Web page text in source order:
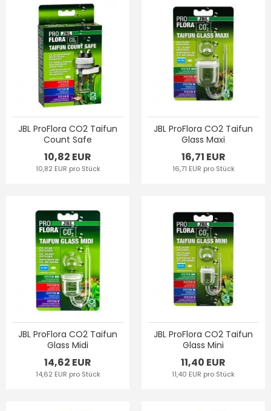
JBL ProFlora CO2 Taifun
Count Safe
10,82 EUR
10,82 EUR pro Stück
JBL ProFlora CO2 Taifun
Glass Maxi
16,71 EUR
16,71 EUR pro Stück
JBL ProFlora CO2 Taifun
Glass Midi
14,62 EUR
14,62 EUR pro Stück
JBL ProFlora CO2 Taifun
Glass Mini
11,40 EUR
11,40 EUR pro Stück